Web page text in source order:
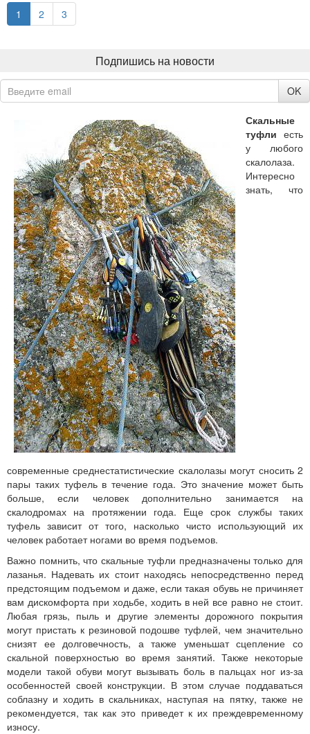
Скальные
туфли есть
у любого
скалолаза.
Интересно
знать, что
современные среднестатистические скалолазы могут сносить 2
пары таких туфель в течение года. Это значение может быть
больше, если человек дополнительно занимается на
скалодромах на протяжении года. Еще срок службы таких
туфель зависит от того, насколько чисто использующий их
человек работает ногами во время подъемов.
Важно помнить, что скальные туфли предназначены только для
лазанья. Надевать их стоит находясь непосредственно перед
предстоящим подъемом и даже, если такая обувь не причиняет
вам дискомфорта при ходьбе, ходить в ней все равно не стоит.
Любая грязь, пыль и другие элементы дорожного покрытия
могут пристать к резиновой подошве туфлей, чем значительно
снизят ее долговечность, а также уменьшат сцепление со
скальной поверхностью во время занятий. Также некоторые
модели такой обуви могут вызывать боль в пальцах ног из-за
особенностей своей конструкции. В этом случае поддаваться
соблазну и ходить в скальниках, наступая на пятку, также не
рекомендуется, так как это приведет к их преждевременному
износу.
1 2 3
Подпишись на новости
OK